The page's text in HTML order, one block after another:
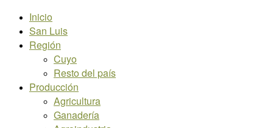
Inicio
San Luis
Región
Cuyo
Resto del país
Producción
Agricultura
Ganadería